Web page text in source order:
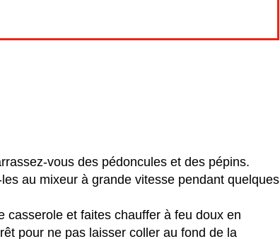
vous des pédoncules et des pépins.
au mixeur à grande vitesse pendant quelques
casserole et faites chauffer à feu doux en
pour ne pas laisser coller au fond de la